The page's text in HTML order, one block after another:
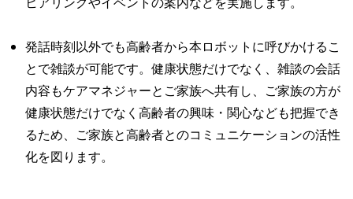
発話時刻以外でも高齢者から本ロボットに呼びかけるこ
とで雑談が可能です。健康状態だけでなく、雑談の会話
内容もケアマネジャーとご家族へ共有し、ご家族の方が
健康状態だけでなく高齢者の興味・関心なども把握でき
るため、ご家族と高齢者とのコミュニケーションの活性
化を図ります。